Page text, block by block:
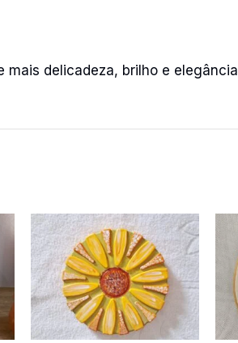
delicadeza, brilho e